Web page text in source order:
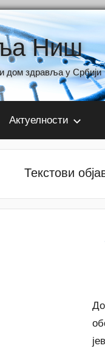
Ниш
дом здравља у Србији
Актуелности
Текстови